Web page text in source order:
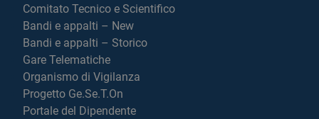
Comitato Tecnico e Scientifico
Bandi e appalti – New
Bandi e appalti – Storico
Gare Telematiche
Organismo di Vigilanza
Progetto Ge.Se.T.On
Portale del Dipendente